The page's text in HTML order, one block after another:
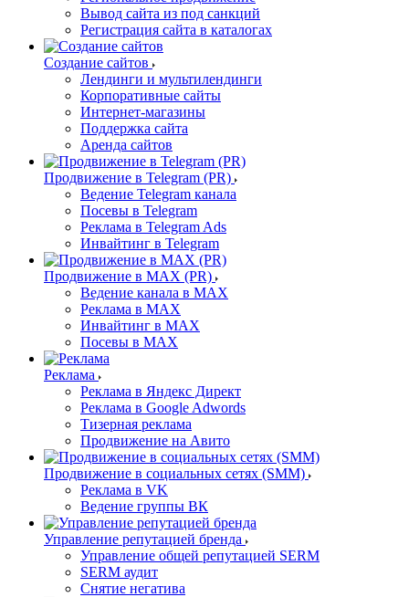
Вывод сайта из под санкций
Регистрация сайта в каталогах
Создание сайтов
Лендинги и мультилендинги
Корпоративные сайты
Интернет-магазины
Поддержка сайта
Аренда сайтов
Продвижение в Telegram (PR)
Ведение Telegram канала
Посевы в Telegram
Реклама в Telegram Ads
Инвайтинг в Telegram
Продвижение в MAX (PR)
Ведение канала в MAX
Реклама в MAX
Инвайтинг в MAX
Посевы в MAX
Реклама
Реклама в Яндекс Директ
Реклама в Google Adwords
Тизерная реклама
Продвижение на Авито
Продвижение в социальных сетях (SMM)
Реклама в VK
Ведение группы ВК
Управление репутацией бренда
Управление общей репутацией SERM
SERM аудит
Снятие негатива